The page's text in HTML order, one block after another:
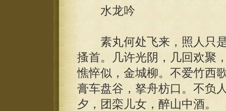
水龙吟
素丸何处飞来，照人只是
搔首。几许光阴，几回欢聚
憔悴似，金城柳。不爱竹西
膏车盘谷，拏舟枋口。不负
夕，团栾儿女，醉山中酒。